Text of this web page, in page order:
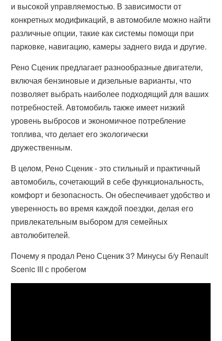
и высокой управляемостью. В зависимости от
конкретных модификаций, в автомобиле можно найти
различные опции, такие как системы помощи при
парковке, навигацию, камеры заднего вида и другие.
Рено Сценик предлагает разнообразные двигатели,
включая бензиновые и дизельные варианты, что
позволяет выбрать наиболее подходящий для ваших
потребностей. Автомобиль также имеет низкий
уровень выбросов и экономичное потребление
топлива, что делает его экологически
дружественным.
В целом, Рено Сценик - это стильный и практичный
автомобиль, сочетающий в себе функциональность,
комфорт и безопасность. Он обеспечивает удобство и
уверенность во время каждой поездки, делая его
привлекательным выбором для семейных
автолюбителей.
Почему я продал Рено Сценик 3? Минусы б/у Renault
Scenic III с пробегом